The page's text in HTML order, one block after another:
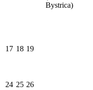
Bystrica)
17 18 19
24 25 26